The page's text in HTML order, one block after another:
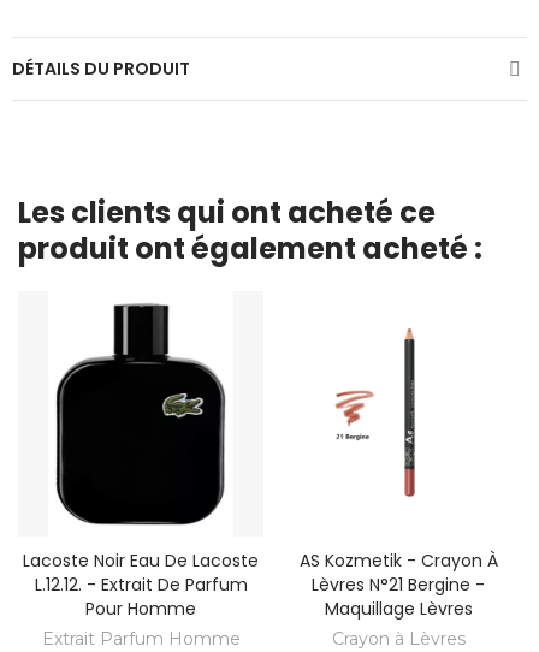
DÉTAILS DU PRODUIT
Les clients qui ont acheté ce
produit ont également acheté :
Lacoste Noir Eau De Lacoste
L.12.12. - Extrait De Parfum
Pour Homme
Extrait Parfum Homme
AS Kozmetik - Crayon À
Lèvres N°21 Bergine -
Maquillage Lèvres
Crayon à Lèvres